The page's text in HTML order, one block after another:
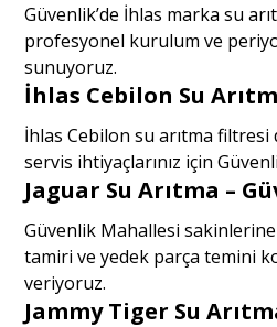
Güvenlik’de İhlas marka su
profesyonel kurulum ve
sunuyoruz.
İhlas Cebilon Su
İhlas Cebilon su arıtma
servis ihtiyaçlarınız için
Jaguar Su Arıtma –
Güvenlik Mahallesi sakinlerine
tamiri ve yedek parça temini
veriyoruz.
Jammy Tiger Su